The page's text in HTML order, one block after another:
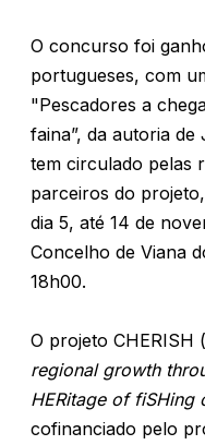
O concurso foi
portugueses, com
"Pescadores a
faina”, da autoria
tem circulado pelas
parceiros do
dia 5, até 14 de
Concelho de Viana
18h00.
O projeto CHERISH (
regional growth
HERitage of fiSHing
cofinanciado pelo